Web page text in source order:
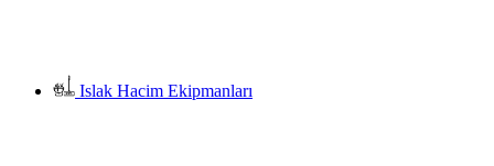
Islak Hacim Ekipmanları